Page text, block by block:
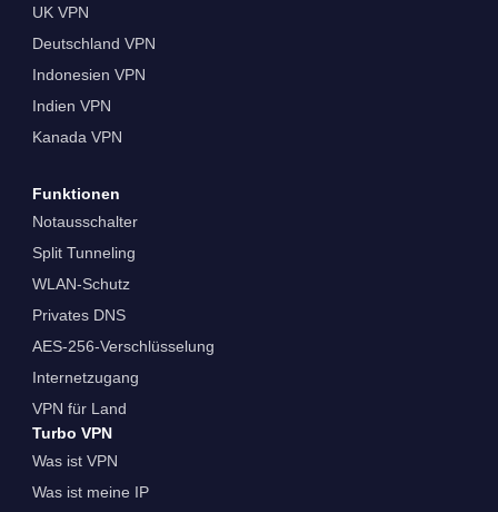
UK VPN
Deutschland VPN
Indonesien VPN
Indien VPN
Kanada VPN
Funktionen
Notausschalter
Split Tunneling
WLAN-Schutz
Privates DNS
AES-256-Verschlüsselung
Internetzugang
VPN für Land
Turbo VPN
Was ist VPN
Was ist meine IP